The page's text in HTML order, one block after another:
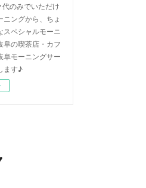
のみでいただけ
ニングから、ちょ
スペシャルモーニ
阜の喫茶店・カフ
阜モーニングサー
ます♪